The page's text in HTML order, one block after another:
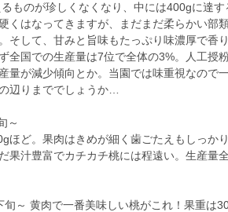
ものが珍しくなくなり、中には400gに達す
くはなってきますが、まだまだ柔らかい部
そして、甘みと旨味もたっぷり味濃厚で香
全国での生産量は7位で全体の3%。人工授
量が減少傾向とか。当園では味重視なので
辺りまででしょうか…
～
ほど。果肉はきめが細く歯ごたえもしっか
果汁豊富でカチカチ桃には程遠い。生産量
～ 黄肉で一番美味しい桃がこれ！果重は